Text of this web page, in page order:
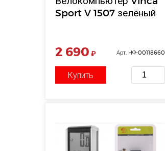
Sport V 1507 зелёный
2 690 ₽ Арт. НФ-00118660
Купить